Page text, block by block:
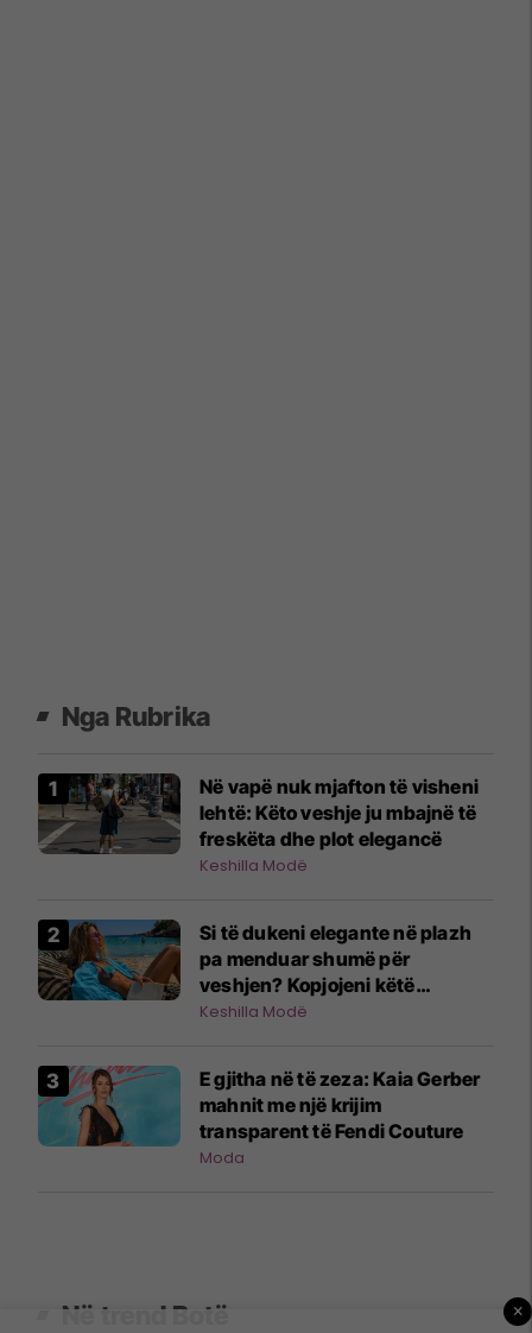
Nga Rubrika
Në vapë nuk mjafton të visheni
lehtë: Këto veshje ju mbajnë të
freskëta dhe plot elegancë
Keshilla Modë
Si të dukeni elegante në plazh
pa menduar shumë për
veshjen? Kopjojeni këtë
kombinim!
Keshilla Modë
E gjitha në të zeza: Kaia Gerber
mahnit me një krijim
transparent të Fendi Couture
Moda
Në trend Botë ×